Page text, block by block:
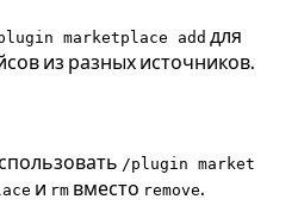
marketplace add для
из разных источников.
/plugin market
и rm вместо remove.